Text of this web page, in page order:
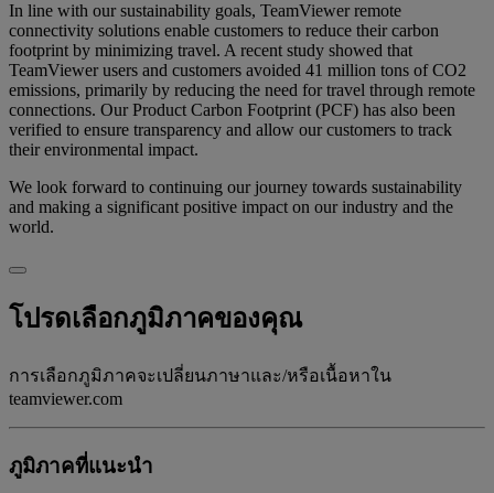
In line with our sustainability goals, TeamViewer remote
connectivity solutions enable customers to reduce their carbon
footprint by minimizing travel. A recent study showed that
TeamViewer users and customers avoided 41 million tons of CO2
emissions, primarily by reducing the need for travel through remote
connections. Our Product Carbon Footprint (PCF) has also been
verified to ensure transparency and allow our customers to track
their environmental impact.
We look forward to continuing our journey towards sustainability
and making a significant positive impact on our industry and the
world.
โปรดเลือกภูมิภาคของคุณ
การเลือกภูมิภาคจะเปลี่ยนภาษาและ/หรือเนื้อหาใน
teamviewer.com
ภูมิภาคที่แนะนํา